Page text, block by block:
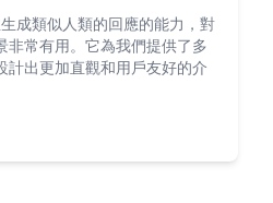
成類似人類的回應的能力，對
非常有用。它為我們提供了多
計出更加直觀和用戶友好的介